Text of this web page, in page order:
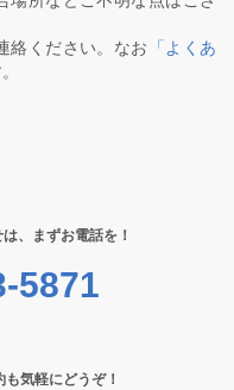
絡ください。なお
「よくあ
、まずお電話を！
5871
気軽にどうぞ！